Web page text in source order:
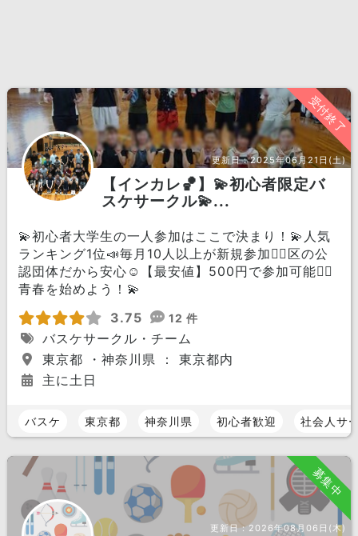
受付終了
更新日：2025年06月21日(土)
【インカレ🏀】💫初心者限定バ
スケサークル💫...
💫初心者大学生の一人参加はここで決まり！💫人気
ランキング1位📣毎月10人以上が新規参加🏃‍♀️区の公
認団体だから安心☺️【最安値】500円で参加可能🙆‍♀️
青春を始めよう！💫
3.75
12 件
バスケサークル・チーム
東京都 ・神奈川県 ： 東京都内
主に土日
バスケ 東京都 神奈川県 初心者歓迎 社会人サ
募集中
更新日：2026年08月06日(木)